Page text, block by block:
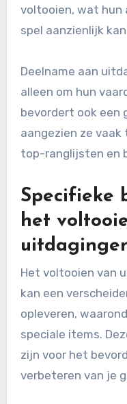
voltooien, wat hun
spel aanzienlijk
Deelname aan
alleen om hun
bevordert ook een
aangezien ze
top-ranglijsten en
Specifieke
het
Het voltooien van
kan een
opleveren,
speciale items.
zijn voor het
verbeteren van je